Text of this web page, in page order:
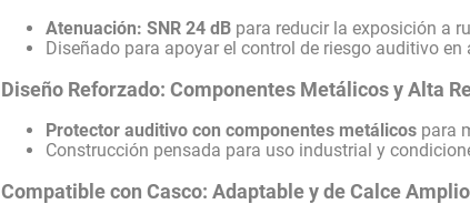
Atenuación: SNR 24 dB para reducir la exposición a
Diseñado para apoyar el control de riesgo auditivo
Diseño Reforzado: Componentes Metálicos y Alta
Protector auditivo con componentes metálicos para
Construcción pensada para uso industrial y
Compatible con Casco: Adaptable y de Calce Amplio